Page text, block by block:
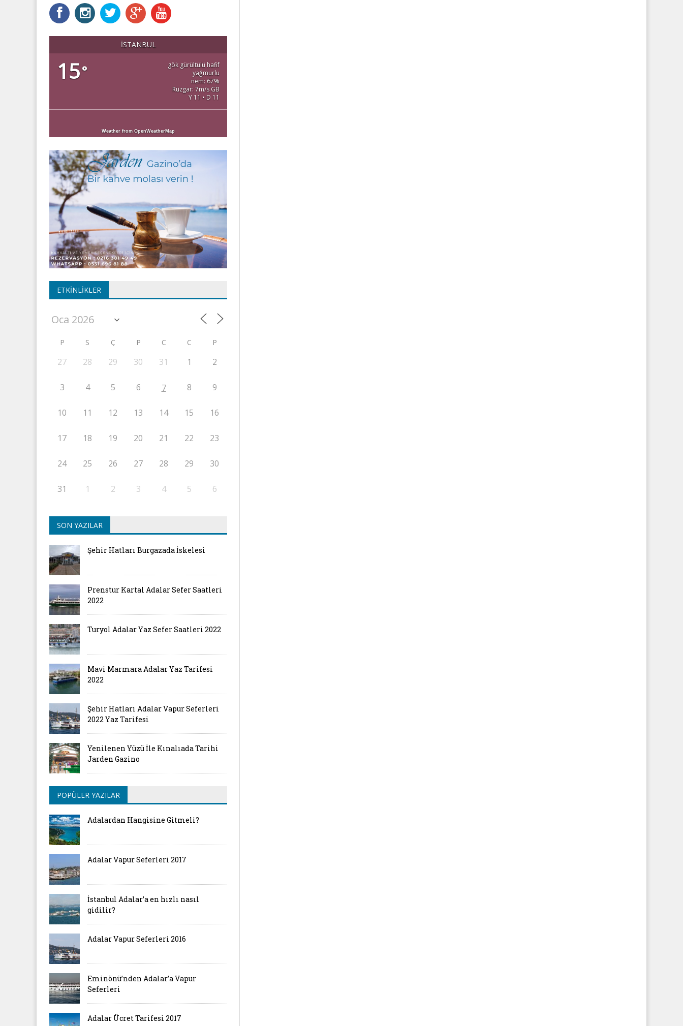
İSTANBUL
15°
gök gürültülü hafif
yağmurlu
nem: 67%
Rüzgar: 7m/s GB
Y 11 • D 11
Weather from OpenWeatherMap
ETKINLIKLER
P S Ç P C C P
27 28 29 30 31 1 2
3 4 5 6 7 8 9
10 11 12 13 14 15 16
17 18 19 20 21 22 23
24 25 26 27 28 29 30
31 1 2 3 4 5 6
SON YAZILAR
Şehir Hatları Burgazada İskelesi
Prenstur Kartal Adalar Sefer Saatleri
2022
Turyol Adalar Yaz Sefer Saatleri 2022
Mavi Marmara Adalar Yaz Tarifesi
2022
Şehir Hatları Adalar Vapur Seferleri
2022 Yaz Tarifesi
Yenilenen Yüzü İle Kınalıada Tarihi
Jarden Gazino
POPÜLER YAZILAR
Adalardan Hangisine Gitmeli?
Adalar Vapur Seferleri 2017
İstanbul Adalar’a en hızlı nasıl
gidilir?
Adalar Vapur Seferleri 2016
Eminönü’nden Adalar’a Vapur
Seferleri
Adalar Ücret Tarifesi 2017